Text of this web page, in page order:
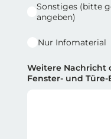
Sonstiges (bitte
angeben)
Nur Infomaterial
Weitere Nachricht
Fenster- und Türe-